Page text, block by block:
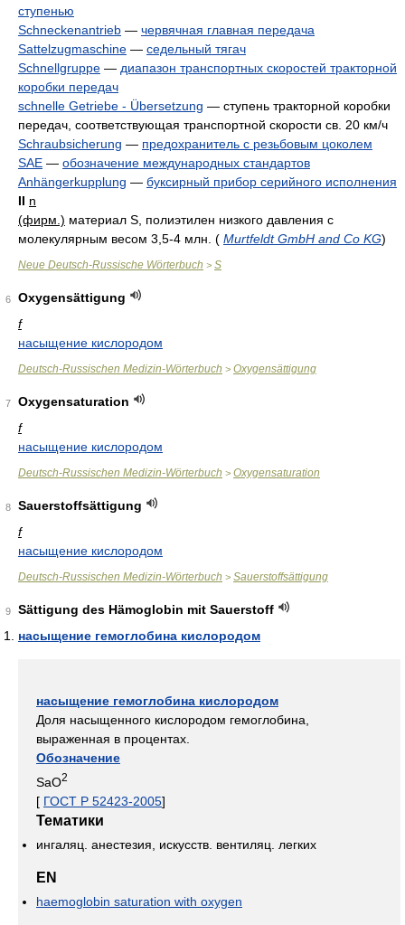
ступенью
Schneckenantrieb — червячная главная передача
Sattelzugmaschine — седельный тягач
Schnellgruppe — диапазон транспортных скоростей тракторной
коробки передач
schnelle Getriebe - Übersetzung — ступень тракторной коробки
передач, соответствующая транспортной скорости св. 20 км/ч
Schraubsicherung — предохранитель с резьбовым цоколем
SAE — обозначение международных стандартов
Anhängerkupplung — буксирный прибор серийного исполнения
II n
(фирм.) материал S, полиэтилен низкого давления с
молекулярным весом 3,5-4 млн. ( Murtfeldt GmbH and Co KG)
Neue Deutsch-Russische Wörterbuch > S
6
Oxygensättigung
f
насыщение кислородом
Deutsch-Russischen Medizin-Wörterbuch > Oxygensättigung
7
Oxygensaturation
f
насыщение кислородом
Deutsch-Russischen Medizin-Wörterbuch > Oxygensaturation
8
Sauerstoffsättigung
f
насыщение кислородом
Deutsch-Russischen Medizin-Wörterbuch > Sauerstoffsättigung
9
Sättigung des Hämoglobin mit Sauerstoff
насыщение гемоглобина кислородом
насыщение гемоглобина кислородом
Доля насыщенного кислородом гемоглобина,
выраженная в процентах.
Обозначение
SaO2
[ ГОСТ Р 52423-2005]
Тематики
ингаляц. анестезия, искусств. вентиляц. легких
EN
haemoglobin saturation with oxygen